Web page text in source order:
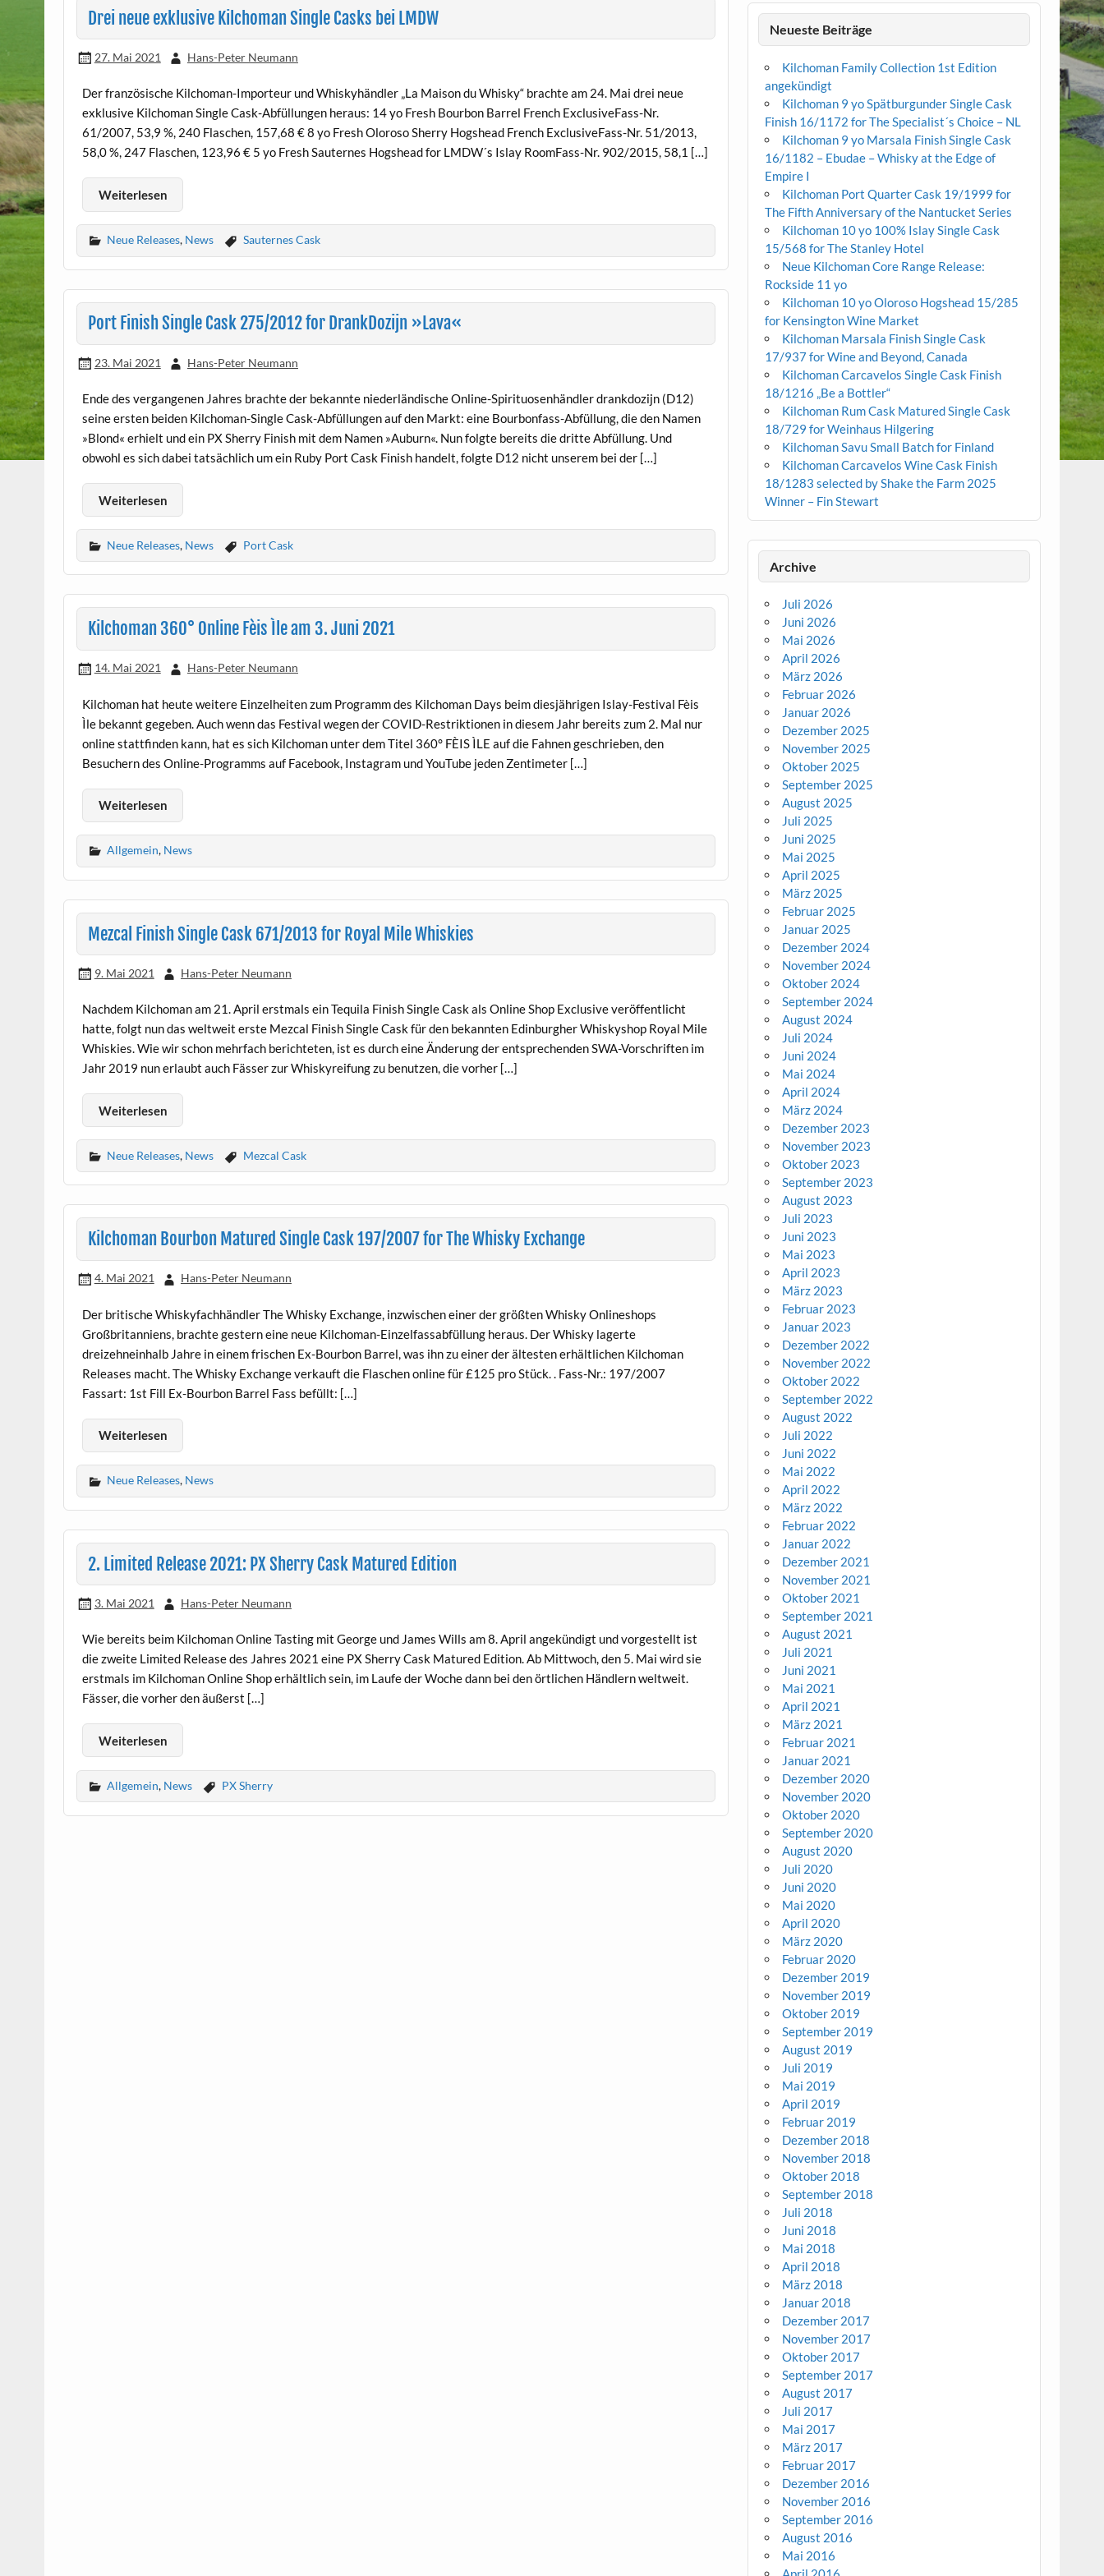
Drei neue exklusive Kilchoman Single Casks bei LMDW
27. Mai 2021 Hans-Peter Neumann
Der französische Kilchoman-Importeur und Whiskyhändler „La Maison du Whisky“ brachte am 24. Mai drei neue
exklusive Kilchoman Single Cask-Abfüllungen heraus: 14 yo Fresh Bourbon Barrel French ExclusiveFass-Nr.
61/2007, 53,9 %, 240 Flaschen, 157,68 € 8 yo Fresh Oloroso Sherry Hogshead French ExclusiveFass-Nr. 51/2013,
58,0 %, 247 Flaschen, 123,96 € 5 yo Fresh Sauternes Hogshead for LMDW´s Islay RoomFass-Nr. 902/2015, 58,1 […]
Weiterlesen
Neue Releases, News Sauternes Cask
Port Finish Single Cask 275/2012 for DrankDozijn »Lava«
23. Mai 2021 Hans-Peter Neumann
Ende des vergangenen Jahres brachte der bekannte niederländische Online-Spirituosenhändler drankdozijn (D12)
seine ersten beiden Kilchoman-Single Cask-Abfüllungen auf den Markt: eine Bourbonfass-Abfüllung, die den Namen
»Blond« erhielt und ein PX Sherry Finish mit dem Namen »Auburn«. Nun folgte bereits die dritte Abfüllung. Und
obwohl es sich dabei tatsächlich um ein Ruby Port Cask Finish handelt, folgte D12 nicht unserem bei der […]
Weiterlesen
Neue Releases, News Port Cask
Kilchoman 360° Online Fèis Ìle am 3. Juni 2021
14. Mai 2021 Hans-Peter Neumann
Kilchoman hat heute weitere Einzelheiten zum Programm des Kilchoman Days beim diesjährigen Islay-Festival Fèis
Ìle bekannt gegeben. Auch wenn das Festival wegen der COVID-Restriktionen in diesem Jahr bereits zum 2. Mal nur
online stattfinden kann, hat es sich Kilchoman unter dem Titel 360° FÈIS ÌLE auf die Fahnen geschrieben, den
Besuchern des Online-Programms auf Facebook, Instagram und YouTube jeden Zentimeter […]
Weiterlesen
Allgemein, News
Mezcal Finish Single Cask 671/2013 for Royal Mile Whiskies
9. Mai 2021 Hans-Peter Neumann
Nachdem Kilchoman am 21. April erstmals ein Tequila Finish Single Cask als Online Shop Exclusive veröffentlicht
hatte, folgt nun das weltweit erste Mezcal Finish Single Cask für den bekannten Edinburgher Whiskyshop Royal Mile
Whiskies. Wie wir schon mehrfach berichteten, ist es durch eine Änderung der entsprechenden SWA-Vorschriften im
Jahr 2019 nun erlaubt auch Fässer zur Whiskyreifung zu benutzen, die vorher […]
Weiterlesen
Neue Releases, News Mezcal Cask
Kilchoman Bourbon Matured Single Cask 197/2007 for The Whisky Exchange
4. Mai 2021 Hans-Peter Neumann
Der britische Whiskyfachhändler The Whisky Exchange, inzwischen einer der größten Whisky Onlineshops
Großbritanniens, brachte gestern eine neue Kilchoman-Einzelfassabfüllung heraus. Der Whisky lagerte
dreizehneinhalb Jahre in einem frischen Ex-Bourbon Barrel, was ihn zu einer der ältesten erhältlichen Kilchoman
Releases macht. The Whisky Exchange verkauft die Flaschen online für £125 pro Stück. . Fass-Nr.: 197/2007
Fassart: 1st Fill Ex-Bourbon Barrel Fass befüllt: […]
Weiterlesen
Neue Releases, News
2. Limited Release 2021: PX Sherry Cask Matured Edition
3. Mai 2021 Hans-Peter Neumann
Wie bereits beim Kilchoman Online Tasting mit George und James Wills am 8. April angekündigt und vorgestellt ist
die zweite Limited Release des Jahres 2021 eine PX Sherry Cask Matured Edition. Ab Mittwoch, den 5. Mai wird sie
erstmals im Kilchoman Online Shop erhältlich sein, im Laufe der Woche dann bei den örtlichen Händlern weltweit.
Fässer, die vorher den äußerst […]
Weiterlesen
Allgemein, News PX Sherry
Neueste Beiträge
Kilchoman Family Collection 1st Edition
angekündigt
Kilchoman 9 yo Spätburgunder Single Cask
Finish 16/1172 for The Specialist´s Choice – NL
Kilchoman 9 yo Marsala Finish Single Cask
16/1182 – Ebudae – Whisky at the Edge of
Empire I
Kilchoman Port Quarter Cask 19/1999 for
The Fifth Anniversary of the Nantucket Series
Kilchoman 10 yo 100% Islay Single Cask
15/568 for The Stanley Hotel
Neue Kilchoman Core Range Release:
Rockside 11 yo
Kilchoman 10 yo Oloroso Hogshead 15/285
for Kensington Wine Market
Kilchoman Marsala Finish Single Cask
17/937 for Wine and Beyond, Canada
Kilchoman Carcavelos Single Cask Finish
18/1216 „Be a Bottler“
Kilchoman Rum Cask Matured Single Cask
18/729 for Weinhaus Hilgering
Kilchoman Savu Small Batch for Finland
Kilchoman Carcavelos Wine Cask Finish
18/1283 selected by Shake the Farm 2025
Winner – Fin Stewart
Archive
Juli 2026
Juni 2026
Mai 2026
April 2026
März 2026
Februar 2026
Januar 2026
Dezember 2025
November 2025
Oktober 2025
September 2025
August 2025
Juli 2025
Juni 2025
Mai 2025
April 2025
März 2025
Februar 2025
Januar 2025
Dezember 2024
November 2024
Oktober 2024
September 2024
August 2024
Juli 2024
Juni 2024
Mai 2024
April 2024
März 2024
Dezember 2023
November 2023
Oktober 2023
September 2023
August 2023
Juli 2023
Juni 2023
Mai 2023
April 2023
März 2023
Februar 2023
Januar 2023
Dezember 2022
November 2022
Oktober 2022
September 2022
August 2022
Juli 2022
Juni 2022
Mai 2022
April 2022
März 2022
Februar 2022
Januar 2022
Dezember 2021
November 2021
Oktober 2021
September 2021
August 2021
Juli 2021
Juni 2021
Mai 2021
April 2021
März 2021
Februar 2021
Januar 2021
Dezember 2020
November 2020
Oktober 2020
September 2020
August 2020
Juli 2020
Juni 2020
Mai 2020
April 2020
März 2020
Februar 2020
Dezember 2019
November 2019
Oktober 2019
September 2019
August 2019
Juli 2019
Mai 2019
April 2019
Februar 2019
Dezember 2018
November 2018
Oktober 2018
September 2018
Juli 2018
Juni 2018
Mai 2018
April 2018
März 2018
Januar 2018
Dezember 2017
November 2017
Oktober 2017
September 2017
August 2017
Juli 2017
Mai 2017
März 2017
Februar 2017
Dezember 2016
November 2016
September 2016
August 2016
Mai 2016